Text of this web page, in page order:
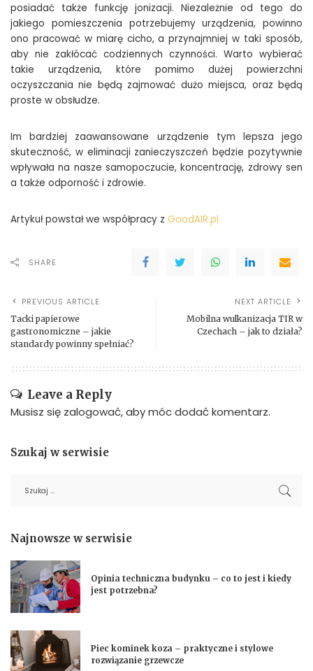
posiadać także funkcję jonizacji. Niezależnie od tego do
jakiego pomieszczenia potrzebujemy urządzenia, powinno
ono pracować w miarę cicho, a przynajmniej w taki sposób,
aby nie zakłócać codziennych czynności. Warto wybierać
takie urządzenia, które pomimo dużej powierzchni
oczyszczania nie będą zajmować dużo miejsca, oraz będą
proste w obsłudze.
Im bardziej zaawansowane urządzenie tym lepsza jego
skuteczność, w eliminacji zanieczyszczeń będzie pozytywnie
wpływała na nasze samopoczucie, koncentrację, zdrowy sen
a także odporność i zdrowie.
Artykuł powstał we współpracy z GoodAIR.pl
SHARE
PREVIOUS ARTICLE
Tacki papierowe
gastronomiczne – jakie
standardy powinny spełniać?
NEXT ARTICLE
Mobilna wulkanizacja TIR w
Czechach – jak to działa?
Leave a Reply
Musisz się zalogować, aby móc dodać komentarz.
Szukaj w serwisie
Najnowsze w serwisie
Opinia techniczna budynku – co to jest i kiedy
jest potrzebna?
Piec kominek koza – praktyczne i stylowe
rozwiązanie grzewcze